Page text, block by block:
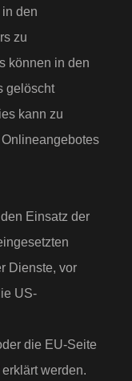
den
zu
können in den
gelöscht
kann zu
Einsatz der
Dienste, vor
US-
die EU-Seite
erklärt werden.